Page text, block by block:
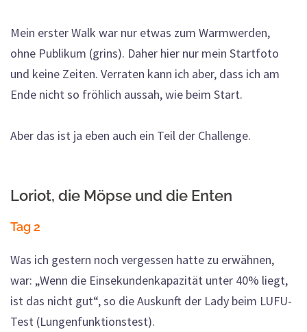
Mein erster Walk war nur etwas zum Warmwerden,
ohne Publikum (grins). Daher hier nur mein Startfoto
und keine Zeiten. Verraten kann ich aber, dass ich am
Ende nicht so fröhlich aussah, wie beim Start.
Aber das ist ja eben auch ein Teil der Challenge.
Loriot, die Möpse und die Enten
Tag 2
Was ich gestern noch vergessen hatte zu erwähnen,
war: „Wenn die Einsekundenkapazität unter 40% liegt,
ist das nicht gut“, so die Auskunft der Lady beim LUFU-
Test (Lungenfunktionstest).